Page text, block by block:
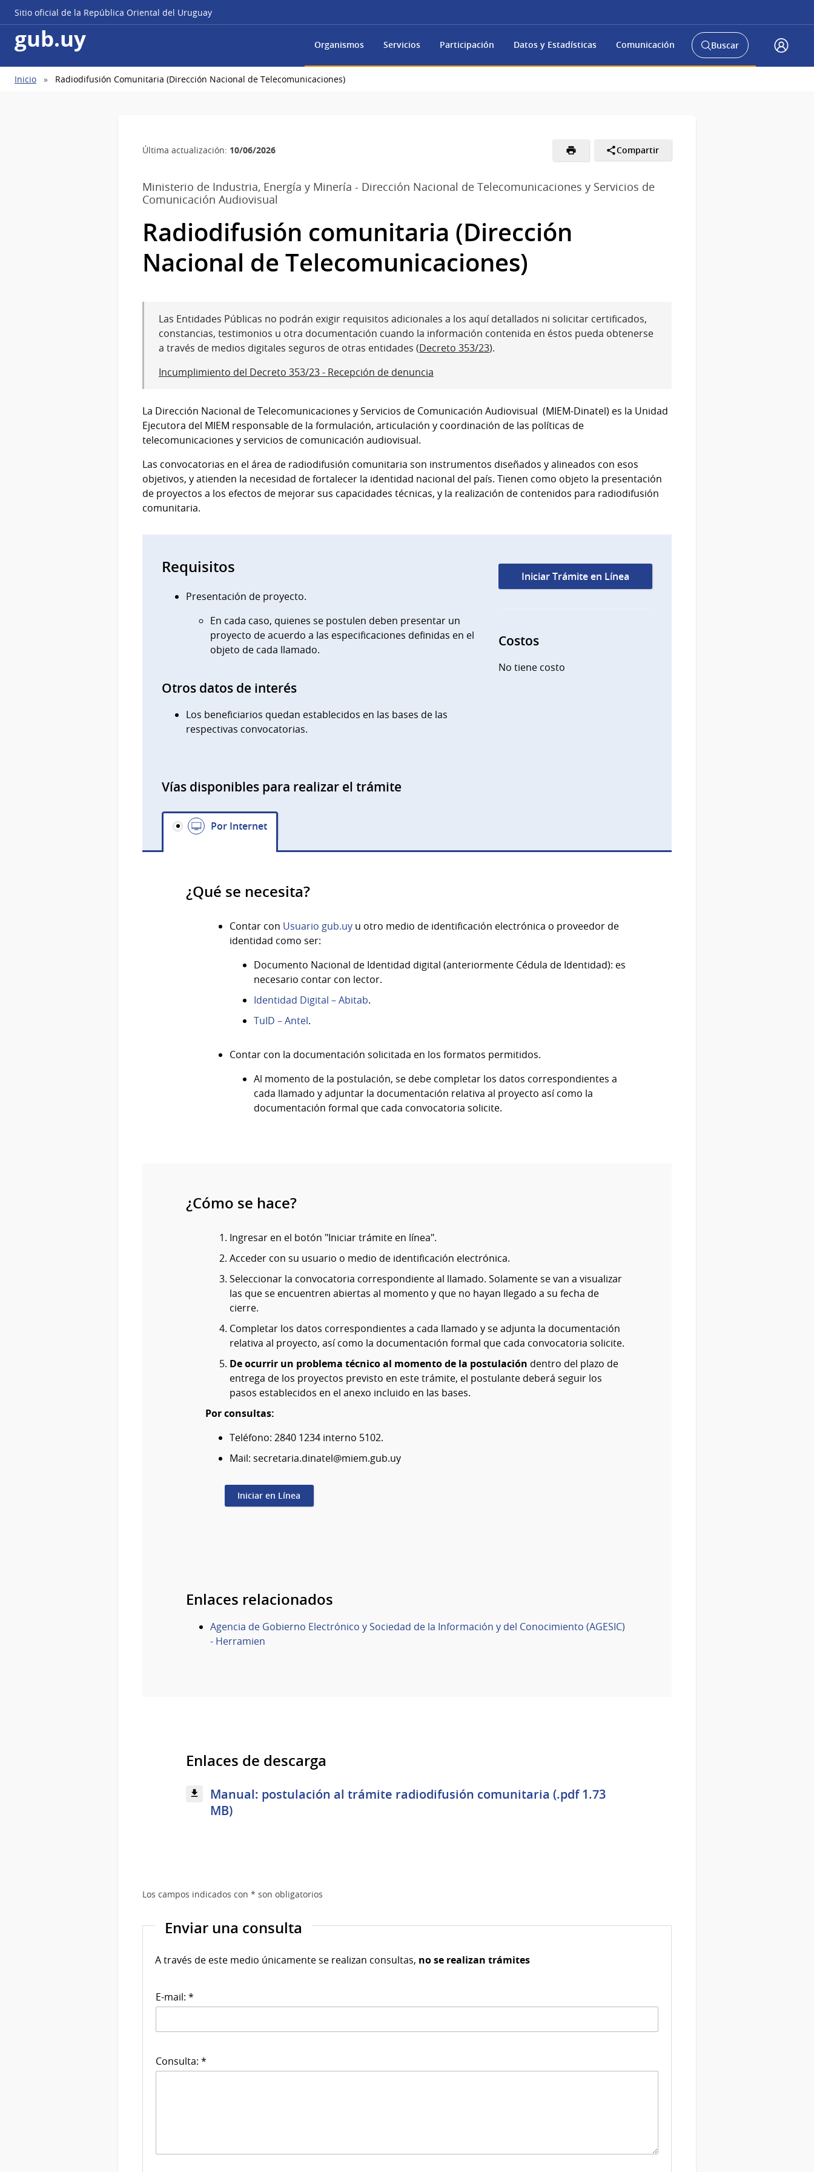
Sitio oficial de la República Oriental del Uruguay
gub.uy Organismos Servicios Participación Datos y Estadísticas Comunicación
Abrir
buscador
Buscar
Acceso
Ruta
Inicio Radiodifusión Comunitaria (Dirección Nacional de Telecomunicaciones)
Última actualización: 10/06/2026 Compartir
Ministerio de Industria, Energía y Minería - Dirección Nacional de Telecomunicaciones y Servicios de
Comunicación Audiovisual
Radiodifusión comunitaria (Dirección
Nacional de Telecomunicaciones)
Las Entidades Públicas no podrán exigir requisitos adicionales a los aquí detallados ni solicitar certificados,
constancias, testimonios u otra documentación cuando la información contenida en éstos pueda obtenerse
a través de medios digitales seguros de otras entidades (Decreto 353/23).
Incumplimiento del Decreto 353/23 - Recepción de denuncia
La Dirección Nacional de Telecomunicaciones y Servicios de Comunicación Audiovisual (MIEM-Dinatel) es la Unidad
Ejecutora del MIEM responsable de la formulación, articulación y coordinación de las políticas de
telecomunicaciones y servicios de comunicación audiovisual.
Las convocatorias en el área de radiodifusión comunitaria son instrumentos diseñados y alineados con esos
objetivos, y atienden la necesidad de fortalecer la identidad nacional del país. Tienen como objeto la presentación
de proyectos a los efectos de mejorar sus capacidades técnicas, y la realización de contenidos para radiodifusión
comunitaria.
Requisitos
Presentación de proyecto.
En cada caso, quienes se postulen deben presentar un
proyecto de acuerdo a las especificaciones definidas en el
objeto de cada llamado.
Otros datos de interés
Los beneficiarios quedan establecidos en las bases de las
respectivas convocatorias.
Iniciar Trámite en Línea
Costos
No tiene costo
Vías disponibles para realizar el trámite
Por Internet
¿Qué se necesita?
Contar con Usuario gub.uy u otro medio de identificación electrónica o proveedor de
identidad como ser:
Documento Nacional de Identidad digital (anteriormente Cédula de Identidad): es
necesario contar con lector.
Identidad Digital – Abitab.
TuID – Antel.
Contar con la documentación solicitada en los formatos permitidos.
Al momento de la postulación, se debe completar los datos correspondientes a
cada llamado y adjuntar la documentación relativa al proyecto así como la
documentación formal que cada convocatoria solicite.
¿Cómo se hace?
Ingresar en el botón "Iniciar trámite en línea".
Acceder con su usuario o medio de identificación electrónica.
Seleccionar la convocatoria correspondiente al llamado. Solamente se van a visualizar
las que se encuentren abiertas al momento y que no hayan llegado a su fecha de
cierre.
Completar los datos correspondientes a cada llamado y se adjunta la documentación
relativa al proyecto, así como la documentación formal que cada convocatoria solicite.
De ocurrir un problema técnico al momento de la postulación dentro del plazo de
entrega de los proyectos previsto en este trámite, el postulante deberá seguir los
pasos establecidos en el anexo incluido en las bases.
Por consultas:
Teléfono: 2840 1234 interno 5102.
Mail: secretaria.dinatel@miem.gub.uy
Iniciar en Línea
Enlaces relacionados
Agencia de Gobierno Electrónico y Sociedad de la Información y del Conocimiento (AGESIC)
- Herramien
Enlaces de descarga
Manual: postulación al trámite radiodifusión comunitaria (.pdf 1.73
MB)
Los campos indicados con * son obligatorios
Enviar una consulta
A través de este medio únicamente se realizan consultas, no se realizan trámites
E-mail: *
Consulta: *